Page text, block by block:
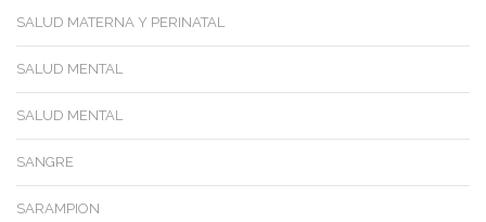
SALUD MATERNA Y PERINATAL
SALUD MENTAL
SALUD MENTAL
SANGRE
SARAMPION